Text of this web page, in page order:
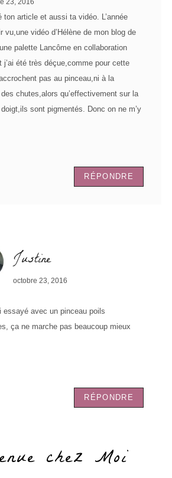
23, 2016
ton article et aussi ta vidéo. L’année
vu,une vidéo d’Hélène de mon blog de
palette Lancôme en collaboration
j’ai été très déçue,comme pour cette
pas au pinceau,ni à la
chutes,alors qu’effectivement sur la
sont pigmentés. Donc on ne m’y
RÉPONDRE
Justine
octobre 23, 2016
essayé avec un pinceau poils
ça ne marche pas beaucoup mieux
RÉPONDRE
chez Moi